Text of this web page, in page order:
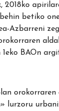
2018ko
betiko
Azbarreni
1eko BAOn
orokorraren
lurzoru